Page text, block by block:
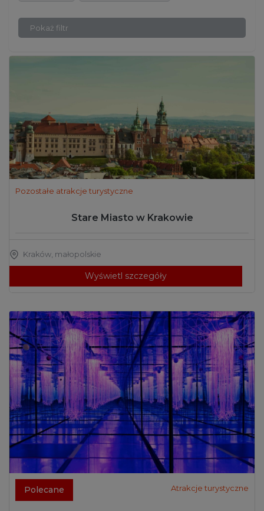
Pokaż filtr
Pozostałe atrakcje turystyczne
Stare Miasto w Krakowie
Kraków, małopolskie
Wyświetl szczegóły
Polecane Atrakcje turystyczne